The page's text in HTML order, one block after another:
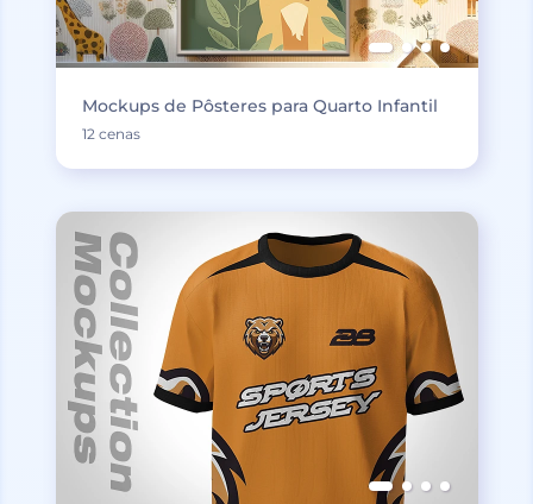
Mockups de Pôsteres para Quarto Infantil
12 cenas